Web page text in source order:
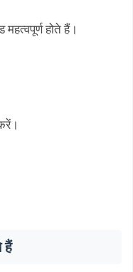
होते हैं।
हैं